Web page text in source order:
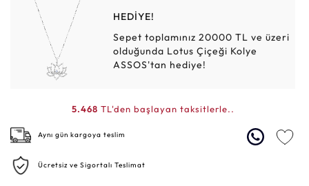
HEDİYE!
Sepet toplamınız 20000 TL ve üzeri
olduğunda Lotus Çiçeği Kolye
ASSOS'tan hediye!
5.468 TL'den başlayan taksitlerle..
Aynı gün kargoya teslim
Ücretsiz ve Sigortalı Teslimat